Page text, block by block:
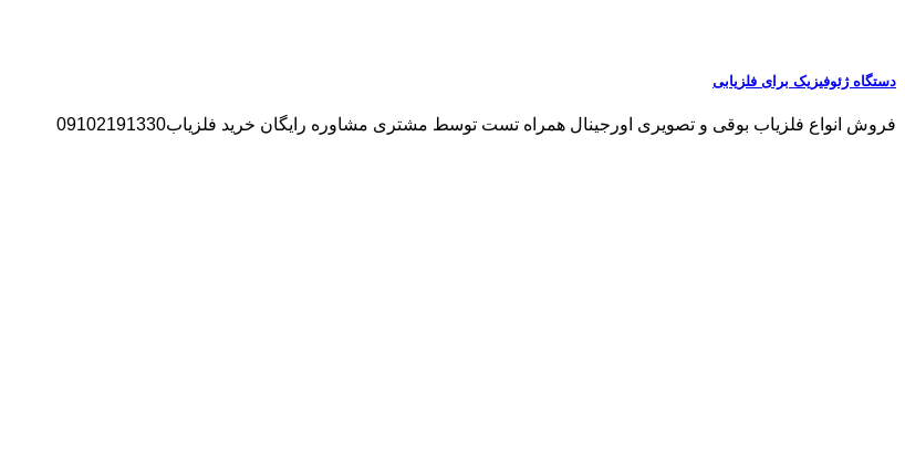
دستگاه ژئوفیزیک برای فلزیابی
فروش انواع فلزیاب بوقی و تصویری اورجینال همراه تست توسط مشتری مشاوره رایگان خرید فلزیاب09102191330